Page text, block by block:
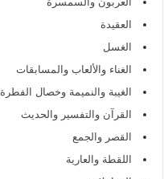
العقيدة
الغسل
الغناء والألعاب والمسابقات
الغيبة والنميمة وخصال الفطرة
القرآن والتفسير والحديث
القصر والجمع
اللقطة والعارية